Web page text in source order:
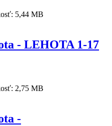
5,44 MB
- LEHOTA 1-17
2,75 MB
-